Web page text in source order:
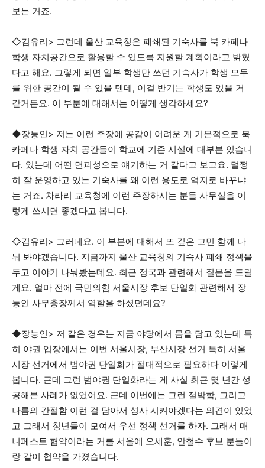
보는 거죠.
◇김유리> 그런데 울산 교육청은 폐쇄된 기숙사를 북 카페나
학생 자치공간으로 활용할 수 있도록 지원할 계획이라고 밝혔
다고 해요. 그렇게 되면 일부 학생만 쓰던 기숙사가 학생 모두
를 위한 공간이 될 수 있을 텐데, 이걸 반기는 학생도 있을 거
같거든요. 이 부분에 대해서는 어떻게 생각하세요?
◆장능인> 저는 이런 주장에 공감이 어려운 게 기본적으로 북
카페나 학생 자치 공간들이 학교에 기존 시설에 대부분 있습니
다. 있는데 어떤 면피성으로 얘기하는 거 같다고 보고요. 멀쩡
히 잘 운영하고 있는 기숙사를 왜 이런 용도로 억지로 바꾸냐
는 거죠. 차라리 교육청에 이런 주장하시는 분들 사무실을 이
렇게 쓰시면 좋겠다고 봅니다.
◇김유리> 그러네요. 이 부분에 대해서 또 깊은 고민 함께 나
눠 봐야겠습니다. 지금까지 울산 교육청의 기숙사 폐쇄 정책을
두고 이야기 나눠봤는데요. 최근 정국과 관련해서 질문을 드릴
게요. 얼마 전에 국민의힘 서울시장 후보 단일화 관련해서 장
능인 사무총장께서 역할을 하셨던데요?
◆장능인> 저 같은 경우는 지금 야당에서 몸을 담고 있는데 특
히 야권 입장에서는 이번 서울시장, 부산시장 선거 특히 서울
시장 선거에서 범야권 단일화가 절대적으로 필요하다 이렇게
봅니다. 근데 그런 범야권 단일화라는 게 사실 최근 몇 년간 성
공해본 사례가 없었어요. 근데 이번에는 그런 절박함, 그리고
나름의 간절함 이런 걸 담아서 성사 시켜야겠다는 의견이 있었
고 그래서 청년들이 모여서 우선 정책 선거를 하자. 그래서 매
니페스토 협약이라는 거를 서울에 오세훈, 안철수 후보 분들이
랑 같이 협약을 가졌습니다.